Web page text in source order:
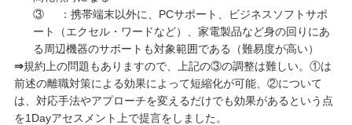
③ ：携帯端末以外に、PCサポート、ビジネスソフトサポ
ート（エクセル・ワードなど）、家電製品など身の回りにあ
る周辺機器のサポートも対象範囲である（難易度が高い）
⇒規約上の問題もありますので、上記の③の調整は難しい。①は
前述の離職対策による効果によって短縮化が可能、②について
は、対応手法やアプローチを変えるだけでも効果があるという点
を1Dayアセスメント上で提言をしました。